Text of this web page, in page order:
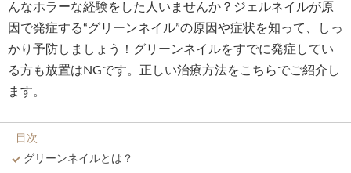
んなホラーな経験をした人いませんか？ジェルネイルが原
因で発症する“グリーンネイル”の原因や症状を知って、しっ
かり予防しましょう！グリーンネイルをすでに発症してい
る方も放置はNGです。正しい治療方法をこちらでご紹介し
ます。
目次
グリーンネイルとは？